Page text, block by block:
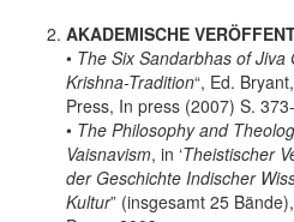
AKADEMISCHE
• The Six Sandarbhas of Jiva
Krishna-Tradition“, Ed.
Press, In press (2007) S.
• The Philosophy and
Vaisnavism, in ‘Theistischer
der Geschichte Indischer
Kultur” (insgesamt 25